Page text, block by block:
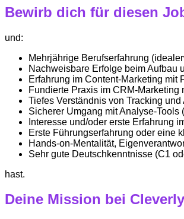
Bewirb dich für diesen
und:
Mehrjährige Berufserfahrung
Nachweisbare Erfolge beim Aufbau
Erfahrung im Content-Marketing mit
Fundierte Praxis im CRM-
Tiefes Verständnis von Tracking
Sicherer Umgang mit Analyse-
Interesse und/oder erste Erfahrung
Erste Führungserfahrung oder eine
Hands-on-Mentalität,
Sehr gute Deutschkenntnisse (C1
hast.
Deine Mission bei